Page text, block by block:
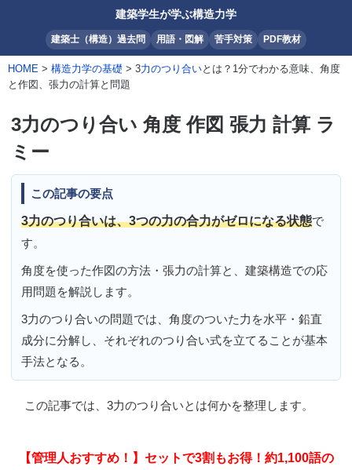
建築学生が学ぶ構造力学
建築士（構造）過去問 用語・図解 苦手対策 PDF教材
HOME > 構造力学の基礎 > 3力のつり合いとは？1分でわかる意味、角度
と作図、張力の計算と問題
3力のつり合い 角度 作図 張力 計算 ラ
ミー
この記事の要点
3力のつり合いは、3つの力の合力がゼロになる状態で
す。
角度を使った作図の方法・張力の計算と、建築構造での応
用問題を解説します。
3力のつり合いの問題では、角度のついた力を水平・鉛直
成分に分解し、それぞれのつり合い式を立てることが基本
手法となる。
この記事では、 3力のつり合いとは何かを整理します。
【管理人おすすめ！】セットで3割もお得！約1,100語の